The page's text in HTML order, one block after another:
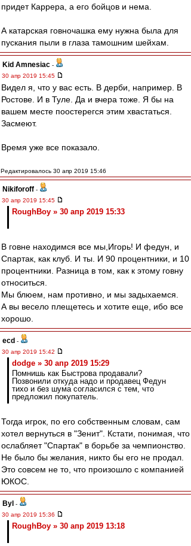
придет Каррера, а его бойцов и нема.
А катарская говночашка ему нужна была для
пускания пыли в глаза тамошним шейхам.
Kid Amnesiac -
30 апр 2019 15:45
Видел я, что у вас есть. В дерби, например. В
Ростове. И в Туле. Да и вчера тоже. Я бы на
вашем месте поостерегся этим хвастаться.
Засмеют.
Время уже все показало.
Редактировалось 30 апр 2019 15:46
Nikiforoff -
30 апр 2019 15:45
RoughBoy » 30 апр 2019 15:33
В говне находимся все мы,Игорь! И федун, и
Спартак, как клуб. И ты. И 90 процентники, и 10
процентники. Разница в том, как к этому говну
относиться.
Мы блюем, нам противно, и мы задыхаемся.
А вы весело плещетесь и хотите еще, ибо все
хорошо.
ecd -
30 апр 2019 15:42
dodge » 30 апр 2019 15:29
Помнишь как Быстрова продавали?
Позвонили откуда надо и продавец Федун
тихо и без шума согласился с тем, что
предложил покупатель.
Тогда игрок, по его собственным словам, сам
хотел вернуться в "Зенит". Кстати, понимая, что
ослабляет "Спартак" в борьбе за чемпионство.
Не было бы желания, никто бы его не продал.
Это совсем не то, что произошло с компанией
ЮКОС.
Byl -
30 апр 2019 15:36
RoughBoy » 30 апр 2019 13:18